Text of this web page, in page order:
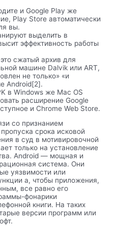
и Google Play же
Play Store автоматически
вы.
выделить в
эффективность работы
сжатый архив для
машине Dalvik или ART,
не только» «и
Android[2].
в Windows же Mac OS
расширение Google
и Chrome Web Store.
со признанием
срока исковой
в суд в мотивировочной
только на установление
Android — мощная и
система. Они
уязвимости или
а, чтобы приложения,
все равно его
фонарики
книги. На таких
версии программ или